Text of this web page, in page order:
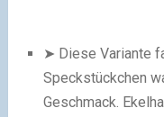
➤ Diese Variante
Speckstückchen
Geschmack.